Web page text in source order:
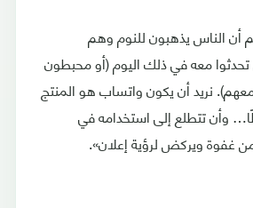
أن الناس يذهبون للنوم وهم
معه في ذلك اليوم (أو محبطون
نريد أن يكون واتساب هو المنتج
وأن تتطلع إلى استخدامه في
غفوة ويركض لرؤية إعلان».